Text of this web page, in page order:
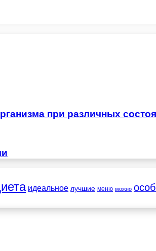
при различных
идеальное лучшие меню можно